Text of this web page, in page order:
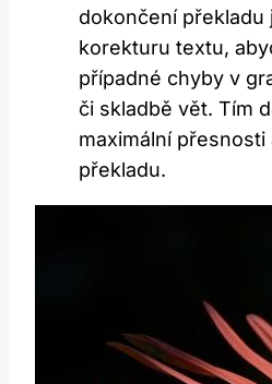
dokončení
korekturu textu,
případné chyby v
či skladbě vět. Tím
maximální přesnosti
překladu.